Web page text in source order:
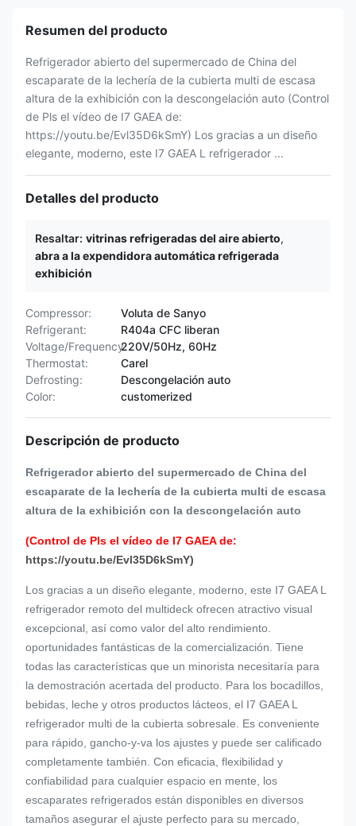
Resumen del producto
Refrigerador abierto del supermercado de China del
escaparate de la lechería de la cubierta multi de escasa
altura de la exhibición con la descongelación auto (Control
de Pls el vídeo de I7 GAEA de:
https://youtu.be/Evl35D6kSmY) Los gracias a un diseño
elegante, moderno, este I7 GAEA L refrigerador ...
Detalles del producto
Resaltar: vitrinas refrigeradas del aire abierto,
abra a la expendidora automática refrigerada
exhibición
Compressor:
Voluta de Sanyo
Refrigerant:
R404a CFC liberan
Voltage/Frequency:220V/50Hz, 60Hz
Thermostat:
Carel
Defrosting:
Descongelación auto
Color:
customerized
Descripción de producto
Refrigerador abierto del supermercado de China del
escaparate de la lechería de la cubierta multi de escasa
altura de la exhibición con la descongelación auto
(Control de Pls el vídeo de I7 GAEA de:
https://youtu.be/Evl35D6kSmY)
Los gracias a un diseño elegante, moderno, este I7 GAEA L
refrigerador remoto del multideck ofrecen atractivo visual
excepcional, así como valor del alto rendimiento.
oportunidades fantásticas de la comercialización. Tiene
todas las características que un minorista necesitaría para
la demostración acertada del producto. Para los bocadillos,
bebidas, leche y otros productos lácteos, el I7 GAEA L
refrigerador multi de la cubierta sobresale. Es conveniente
para rápido, gancho-y-va los ajustes y puede ser calificado
completamente también. Con eficacia, flexibilidad y
confiabilidad para cualquier espacio en mente, los
escaparates refrigerados están disponibles en diversos
tamaños asegurar el ajuste perfecto para su mercado,